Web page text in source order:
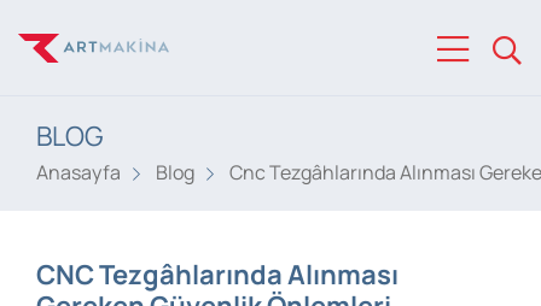
BLOG
Anasayfa Blog Cnc Tezgâhlarında Alınması
CNC Tezgâhlarında Alınması